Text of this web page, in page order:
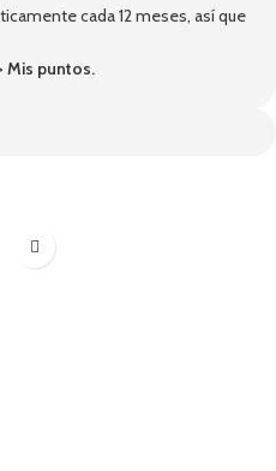
cada 12 meses, así que
Mis puntos.